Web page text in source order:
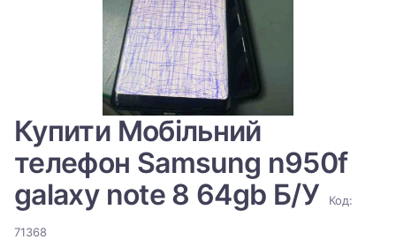
Купити Мобільний
телефон Samsung n950f
galaxy note 8 64gb Б/У
Код:
71368